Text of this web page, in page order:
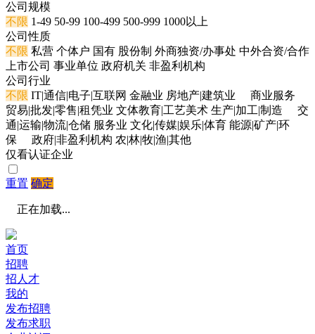
公司规模
不限 1-49 50-99 100-499 500-999 1000以上
公司性质
不限 私营 个体户 国有 股份制 外商独资/办事处 中外合资/合作
上市公司 事业单位 政府机关 非盈利机构
公司行业
不限 IT|通信|电子|互联网 金融业 房地产|建筑业
商业服务
贸易|批发|零售|租凭业 文体教育|工艺美术 生产|加工|制造
交
通|运输|物流|仓储 服务业 文化|传媒|娱乐|体育 能源|矿产|环
保
政府|非盈利机构 农|林|牧|渔|其他
仅看认证企业
重置 确定
正在加载...
首页
招聘
招人才
我的
发布招聘
发布求职